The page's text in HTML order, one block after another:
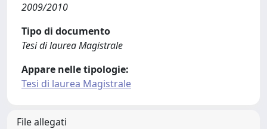
2009/2010
Tipo di documento
Tesi di laurea Magistrale
Appare nelle tipologie:
Tesi di laurea Magistrale
File allegati